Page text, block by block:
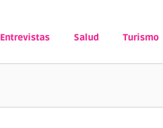
Entrevistas Salud Turismo